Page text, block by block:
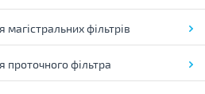
магістральних фільтрів
проточного фільтра